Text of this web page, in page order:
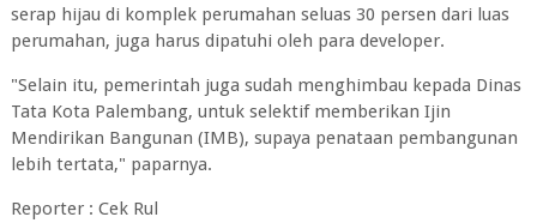
serap hijau di komplek perumahan seluas 30 persen dari luas
perumahan, juga harus dipatuhi oleh para developer.
"Selain itu, pemerintah juga sudah menghimbau kepada Dinas
Tata Kota Palembang, untuk selektif memberikan Ijin
Mendirikan Bangunan (IMB), supaya penataan pembangunan
lebih tertata," paparnya.
Reporter : Cek Rul